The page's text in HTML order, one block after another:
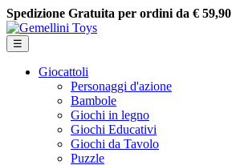
Spedizione Gratuita per ordini da € 59,90
navigazione Toggle
☰
Giocattoli
Personaggi d'azione
Bambole
Giochi in legno
Giochi Educativi
Giochi da Tavolo
Puzzle